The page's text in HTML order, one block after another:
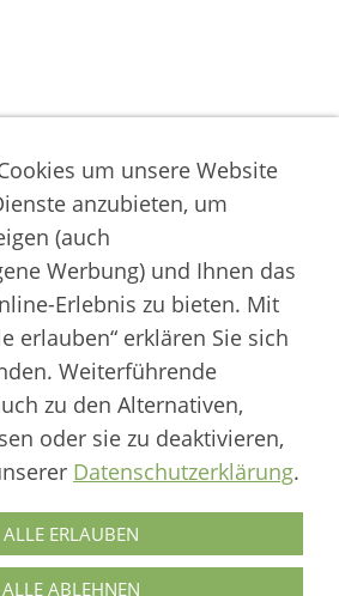
___________________
Hauskatzen und Wildkatzenarten
aktualisiert und neue Forschungsergebnisse
berücksichtigt.
Skupin · Katzenforschung | Katzenwissen |
Katzenhaltung
um unsere Website
anzubieten, um
(auch
Werbung) und Ihnen das
Erlebnis zu bieten. Mit
erlauben“ erklären Sie sich
Weiterführende
zu den Alternativen,
oder sie zu deaktivieren,
Datenschutzerklärung.
ALLE ERLAUBEN
ALLE ABLEHNEN